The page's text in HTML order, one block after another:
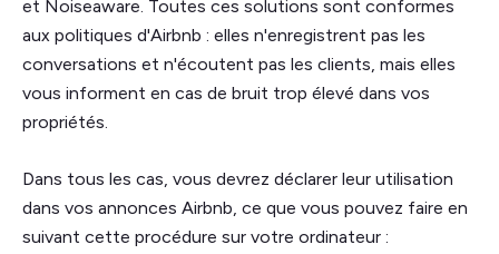
et Noiseaware. Toutes ces solutions sont conformes
aux politiques d'Airbnb : elles n'enregistrent pas les
conversations et n'écoutent pas les clients, mais elles
vous informent en cas de bruit trop élevé dans vos
propriétés.
Dans tous les cas, vous devrez déclarer leur utilisation
dans vos annonces Airbnb, ce que vous pouvez faire en
suivant cette procédure sur votre ordinateur :